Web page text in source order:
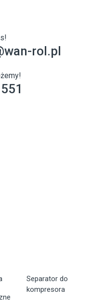
rol.pl
Separator do
kompresora